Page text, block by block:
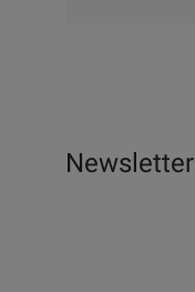
Newsletter